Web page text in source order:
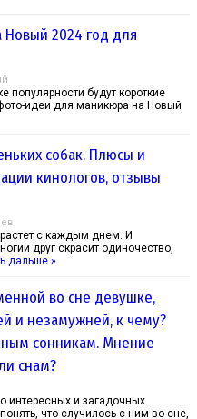
2024 год для
популярности будут короткие
идеи для маникюра на Новый
собак. Плюсы и
кинологов, отзывы
с каждым днем. И
друг скрасит одиночество,
дальше »
во сне девушке,
и незамужней, к чему?
сонникам. Мнение
снам?
интересных и загадочных
что случилось с ним во сне,